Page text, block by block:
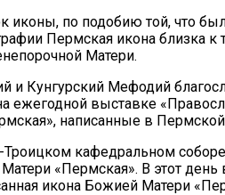
по подобию той, что
Пермская икона близка к
Матери.
и Кунгурский Мефодий
ежегодной выставке
написанные в
Троицком кафедральном
«Пермская». В этот
икона Божией Матери